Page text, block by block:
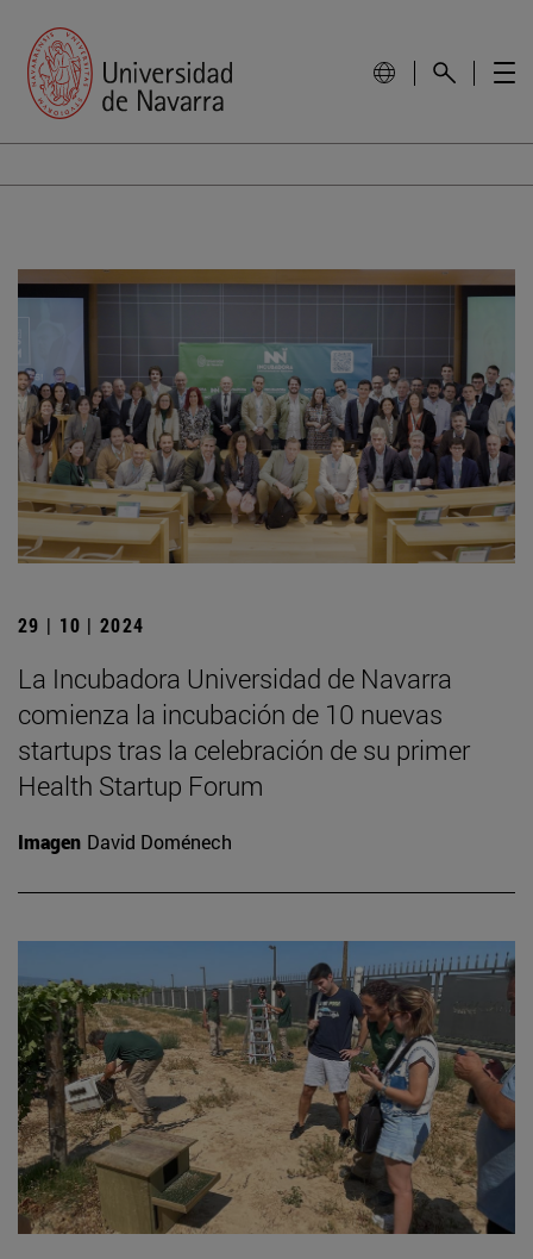
29 | 10 | 2024
La Incubadora Universidad de Navarra
comienza la incubación de 10 nuevas
startups tras la celebración de su primer
Health Startup Forum
Imagen David Doménech